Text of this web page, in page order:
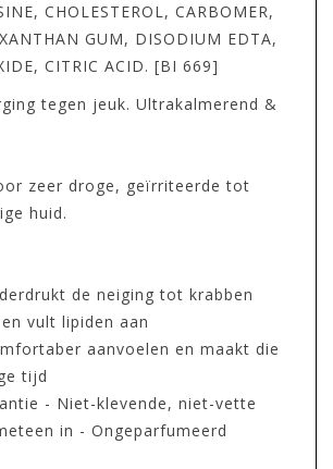
CHOLESTEROL, CARBOMER,
GUM, DISODIUM EDTA,
CITRIC ACID. [BI 669]
tegen jeuk. Ultrakalmerend &
zeer droge, geïrriteerde tot
huid.
de neiging tot krabben
vult lipiden aan
aanvoelen en maakt die
tijd
- Niet-klevende, niet-vette
in - Ongeparfumeerd